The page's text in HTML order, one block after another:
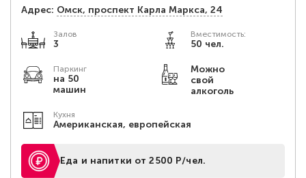
Адрес: Омск, проспект Карла Маркса, 24
Залов
3
Вместимость:
50 чел.
Паркинг
на 50
машин
Можно
свой
алкоголь
Кухня
Американская, европейская
Еда и напитки от 2500 Р/чел.